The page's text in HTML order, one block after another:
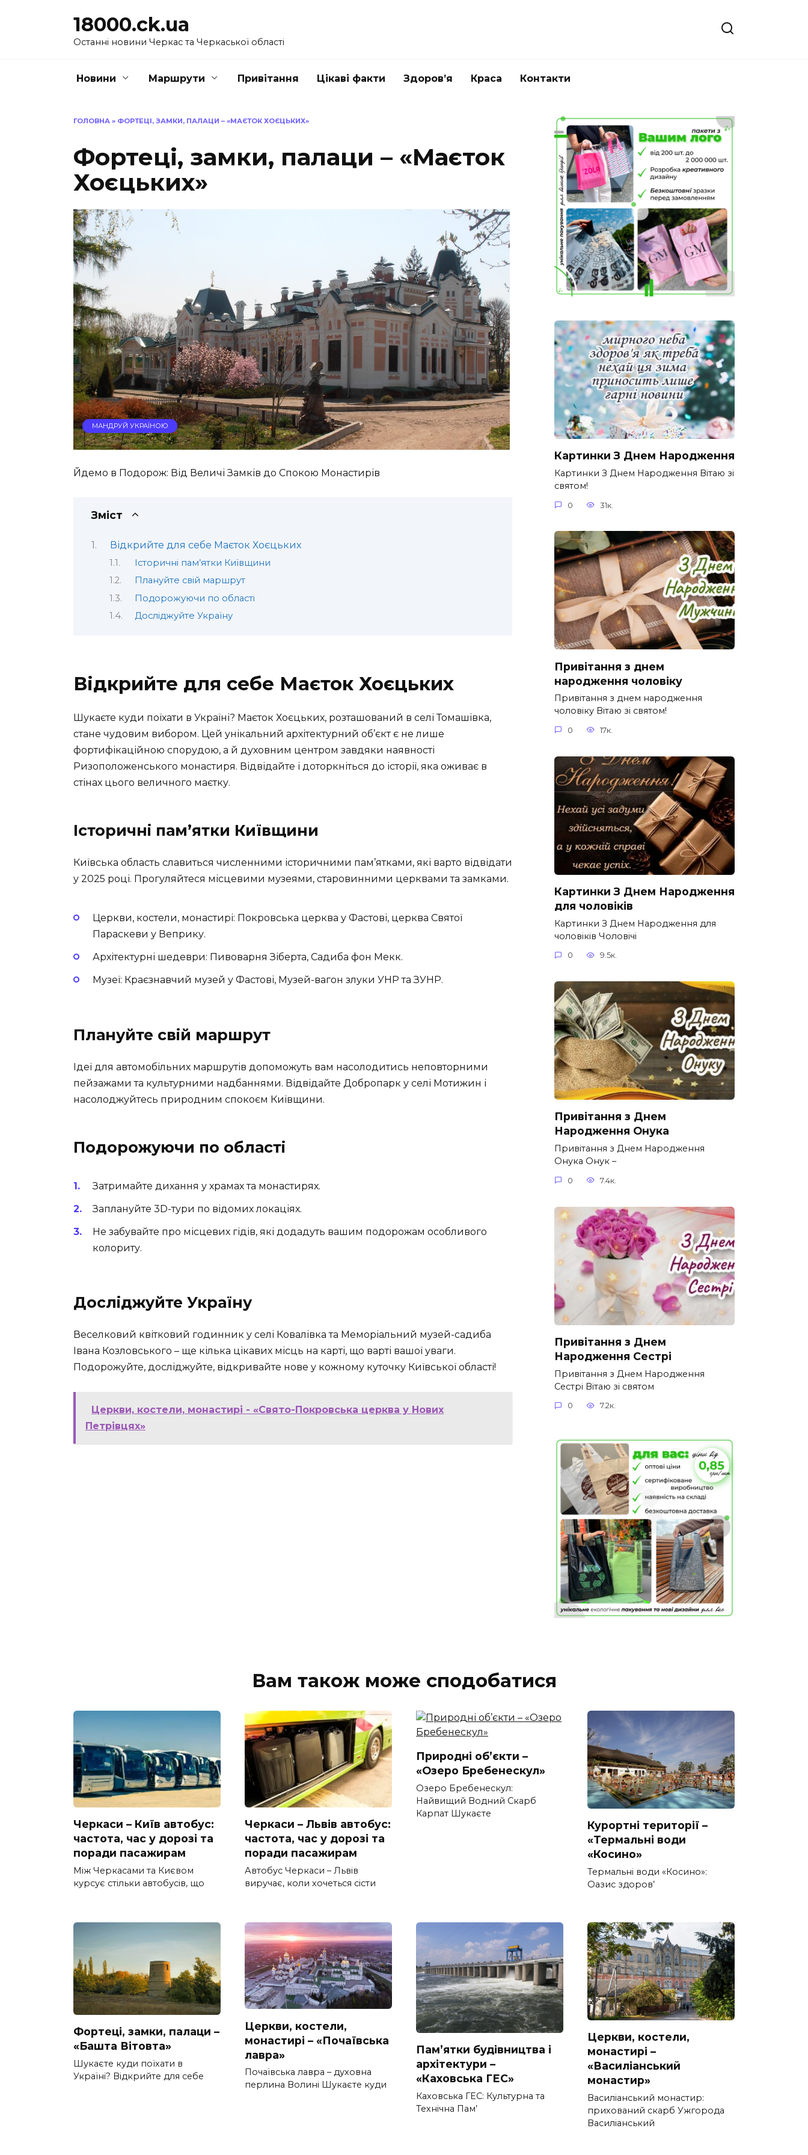
18000.ck.ua
Останні новини Черкас та Черкаської області
Новини Маршрути Привітання Цікаві факти Здоров’я Краса Контакти
ГОЛОВНА » ФОРТЕЦІ, ЗАМКИ, ПАЛАЦИ – «МАЄТОК ХОЄЦЬКИХ»
Фортеці, замки, палаци – «Маєток
Хоєцьких»
МАНДРУЙ УКРАЇНОЮ
Йдемо в Подорож: Від Величі Замків до Спокою Монастирів
Зміст
Відкрийте для себе Маєток Хоєцьких
Історичні пам’ятки Київщини
Плануйте свій маршрут
Подорожуючи по області
Досліджуйте Україну
Відкрийте для себе Маєток Хоєцьких
Шукаєте куди поїхати в Україні? Маєток Хоєцьких, розташований в селі Томашівка,
стане чудовим вибором. Цей унікальний архітектурний об’єкт є не лише
фортифікаційною спорудою, а й духовним центром завдяки наявності
Ризоположенського монастиря. Відвідайте і доторкніться до історії, яка оживає в
стінах цього величного маєтку.
Історичні пам’ятки Київщини
Київська область славиться численними історичними пам’ятками, які варто відвідати
у 2025 році. Прогуляйтеся місцевими музеями, старовинними церквами та замками.
Церкви, костели, монастирі: Покровська церква у Фастові, церква Святої
Параскеви у Веприку.
Архітектурні шедеври: Пивоварня Зіберта, Садиба фон Мекк.
Музеї: Краєзнавчий музей у Фастові, Музей-вагон злуки УНР та ЗУНР.
Плануйте свій маршрут
Ідеї для автомобільних маршрутів допоможуть вам насолодитись неповторними
пейзажами та культурними надбаннями. Відвідайте Добропарк у селі Мотижин і
насолоджуйтесь природним спокоєм Київщини.
Подорожуючи по області
Затримайте дихання у храмах та монастирях.
Заплануйте 3D-тури по відомих локаціях.
Не забувайте про місцевих гідів, які додадуть вашим подорожам особливого
колориту.
Досліджуйте Україну
Веселковий квітковий годинник у селі Ковалівка та Меморіальний музей-садиба
Івана Козловського – ще кілька цікавих місць на карті, що варті вашої уваги.
Подорожуйте, досліджуйте, відкривайте нове у кожному куточку Київської області!
Церкви, костели, монастирі - «Свято-Покровська церква у Нових
Петрівцях»
Картинки З Днем Народження
Картинки З Днем Народження Вітаю зі
святом!
0 31к.
Привітання з днем
народження чоловіку
Привітання з днем народження
чоловіку Вітаю зі святом!
0 17к.
Картинки З Днем Народження
для чоловіків​
Картинки З Днем Народження для
чоловіків​ Чоловічі
0 9.5к.
Привітання з Днем
Народження Онука
Привітання з Днем Народження
Онука Онук –
0 7.4к.
Привітання з Днем
Народження Сестрі
Привітання з Днем Народження
Сестрі Вітаю зі святом
0 7.2к.
Вам також може сподобатися
Черкаси – Київ автобус:
частота, час у дорозі та
поради пасажирам
Між Черкасами та Києвом
курсує стільки автобусів, що
Черкаси – Львів автобус:
частота, час у дорозі та
поради пасажирам
Автобус Черкаси – Львів
виручає, коли хочеться сісти
Природні об’єкти –
«Озеро Бребенескул»
Озеро Бребенескул:
Найвищий Водний Скарб
Карпат Шукаєте
Курортні території –
«Термальні води
«Косино»
Термальні води «Косино»:
Оазис здоров’
Фортеці, замки, палаци –
«Башта Вітовта»
Шукаєте куди поїхати в
Україні? Відкрийте для себе
Церкви, костели,
монастирі – «Почаївська
лавра»
Почаївська лавра – духовна
перлина Волині Шукаєте куди
Пам’ятки будівництва і
архітектури –
«Каховська ГЕС»
Каховська ГЕС: Культурна та
Технічна Пам’
Церкви, костели,
монастирі –
«Василіанський
монастир»
Василіанський монастир:
прихований скарб Ужгорода
Василіанський